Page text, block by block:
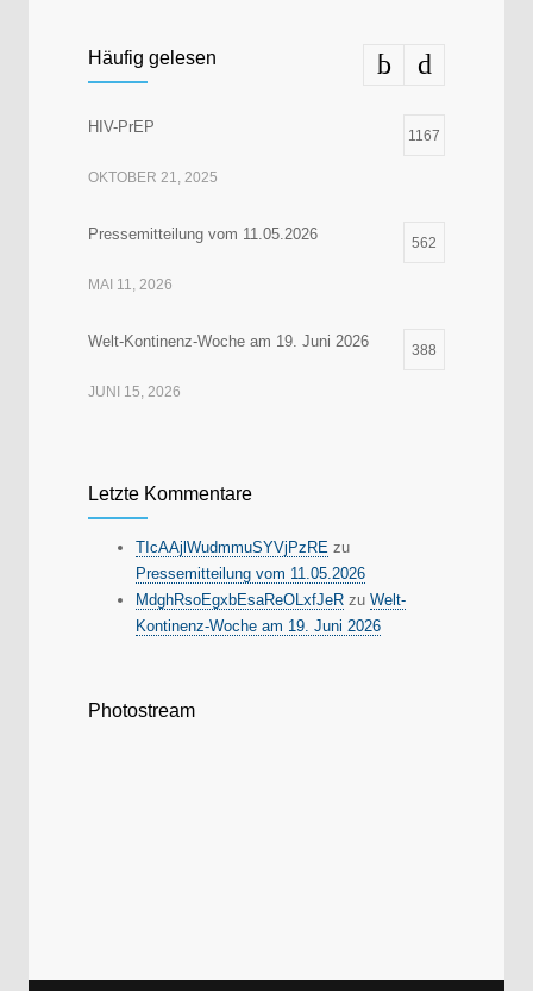
Häufig gelesen
HIV-PrEP 1167
OKTOBER 21, 2025
Pressemitteilung vom 11.05.2026 562
MAI 11, 2026
Welt-Kontinenz-Woche am 19. Juni 2026 388
JUNI 15, 2026
Letzte Kommentare
TIcAAjlWudmmuSYVjPzRE zu
Pressemitteilung vom 11.05.2026
MdghRsoEgxbEsaReOLxfJeR zu Welt-
Kontinenz-Woche am 19. Juni 2026
Photostream